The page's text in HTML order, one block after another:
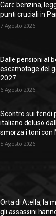
Caro benzina,
punti cruciali in
7 Agosto 2026
Dalle pensioni al
escamotage del
2027
6 Agosto 2026
Scontro sui fondi
italiano deluso
smorza i toni con
5 Agosto 2026
Orta di Atella, la
gli assassini